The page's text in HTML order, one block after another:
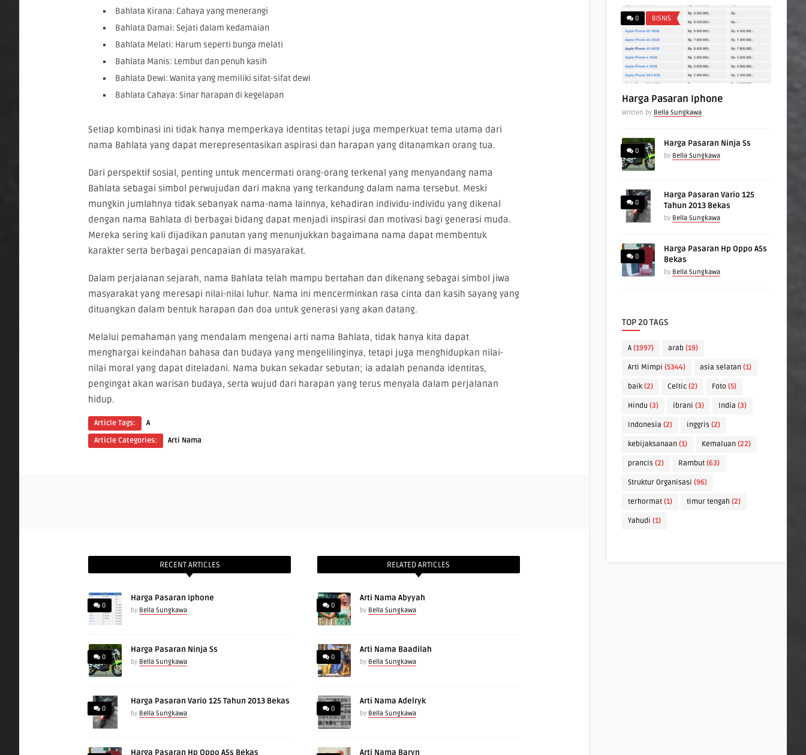
Bahlata Kirana: Cahaya yang menerangi
Bahlata Damai: Sejati dalam kedamaian
Bahlata Melati: Harum seperti bunga melati
Bahlata Manis: Lembut dan penuh kasih
Bahlata Dewi: Wanita yang memiliki sifat-sifat dewi
Bahlata Cahaya: Sinar harapan di kegelapan
Setiap kombinasi ini tidak hanya memperkaya identitas tetapi juga memperkuat tema utama dari
nama Bahlata yang dapat merepresentasikan aspirasi dan harapan yang ditanamkan orang tua.
Dari perspektif sosial, penting untuk mencermati orang-orang terkenal yang menyandang nama
Bahlata sebagai simbol perwujudan dari makna yang terkandung dalam nama tersebut. Meski
mungkin jumlahnya tidak sebanyak nama-nama lainnya, kehadiran individu-individu yang dikenal
dengan nama Bahlata di berbagai bidang dapat menjadi inspirasi dan motivasi bagi generasi muda.
Mereka sering kali dijadikan panutan yang menunjukkan bagaimana nama dapat membentuk
karakter serta berbagai pencapaian di masyarakat.
Dalam perjalanan sejarah, nama Bahlata telah mampu bertahan dan dikenang sebagai simbol jiwa
masyarakat yang meresapi nilai-nilai luhur. Nama ini mencerminkan rasa cinta dan kasih sayang yang
dituangkan dalam bentuk harapan dan doa untuk generasi yang akan datang.
Melalui pemahaman yang mendalam mengenai arti nama Bahlata, tidak hanya kita dapat
menghargai keindahan bahasa dan budaya yang mengelilinginya, tetapi juga menghidupkan nilai-
nilai moral yang dapat diteladani. Nama bukan sekadar sebutan; ia adalah penanda identitas,
pengingat akan warisan budaya, serta wujud dari harapan yang terus menyala dalam perjalanan
hidup.
Article Tags:
A
Article Categories:
Arti Nama
RECENT ARTICLES
0
Harga Pasaran Iphone
by Bella Sungkawa
0
Harga Pasaran Ninja Ss
by Bella Sungkawa
0
Harga Pasaran Vario 125 Tahun 2013 Bekas
by Bella Sungkawa
Harga Pasaran Hp Oppo A5s Bekas
RELATED ARTICLES
0
Arti Nama Abyyah
by Bella Sungkawa
0
Arti Nama Baadilah
by Bella Sungkawa
0
Arti Nama Adelryk
by Bella Sungkawa
Arti Nama Baryn
0 BISNIS
Harga Pasaran Iphone
Written by Bella Sungkawa
0
Harga Pasaran Ninja Ss
by Bella Sungkawa
0
Harga Pasaran Vario 125
Tahun 2013 Bekas
by Bella Sungkawa
0
Harga Pasaran Hp Oppo A5s
Bekas
by Bella Sungkawa
TOP 20 TAGS
A (1997) arab (19)
Arti Mimpi (5344) asia selatan (1)
baik (2) Celtic (2) Foto (5)
Hindu (3) ibrani (3) India (3)
Indonesia (2) inggris (2)
kebijaksanaan (1) Kemaluan (22)
prancis (2) Rambut (63)
Struktur Organisasi (96)
terhormat (1) timur tengah (2)
Yahudi (1)